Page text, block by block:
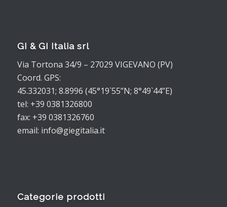
GI & GI Italia srl
Via Tortona 34/9 – 27029 VIGEVANO (PV)
Coord. GPS:
45.332031; 8.8996 (45°19`55”N; 8°49`44”E)
tel: +39 0381326800
fax: +39 0381326760
email: info@giegitalia.it
Categorie prodotti